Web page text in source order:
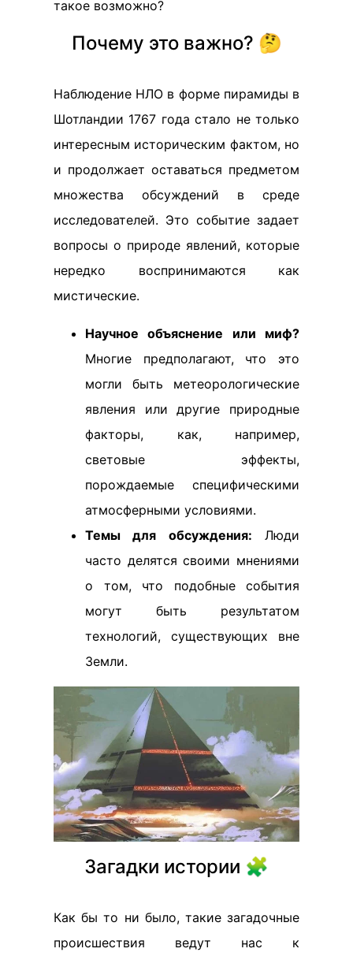
такое возможно?
Почему это важно? 🤔
Наблюдение НЛО в форме пирамиды в
Шотландии 1767 года стало не только
интересным историческим фактом, но
и продолжает оставаться предметом
множества обсуждений в среде
исследователей. Это событие задает
вопросы о природе явлений, которые
нередко воспринимаются как
мистические.
Научное объяснение или миф?
Многие предполагают, что это
могли быть метеорологические
явления или другие природные
факторы, как, например,
световые эффекты,
порождаемые специфическими
атмосферными условиями.
Темы для обсуждения: Люди
часто делятся своими мнениями
о том, что подобные события
могут быть результатом
технологий, существующих вне
Земли.
Загадки истории 🧩
Как бы то ни было, такие загадочные
происшествия ведут нас к